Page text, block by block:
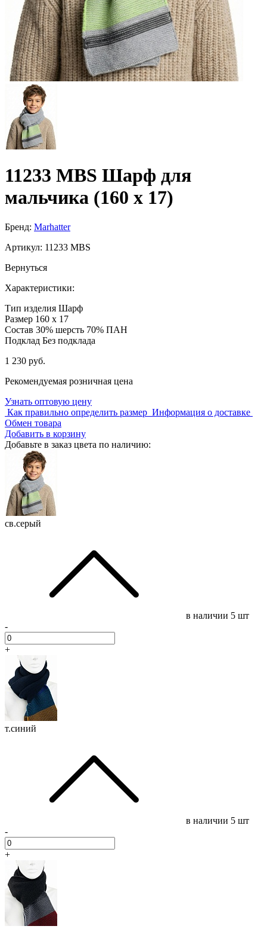
11233 MBS Шарф для
мальчика (160 x 17)
Бренд: Marhatter
Артикул: 11233 MBS
Вернуться
Характеристики:
Тип изделия Шарф
Размер 160 x 17
Состав 30% шерсть 70% ПАН
Подклад Без подклада
1 230 руб.
Рекомендуемая розничная цена
Узнать оптовую цену
Как правильно определить размер Информация о доставке
Обмен товара
Добавить в корзину
Добавьте в заказ цвета по наличию:
св.серый
в наличии 5 шт
-
+
т.синий
в наличии 5 шт
-
+